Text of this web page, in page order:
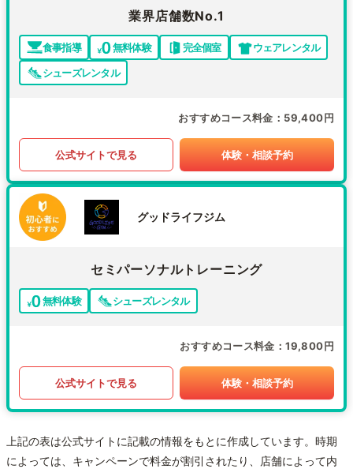
業界店舗数No.1
食事指導 無料体験 完全個室
ウェアレンタル
シューズレンタル
おすすめコース料金 59,400円
公式サイトで見る 体験・相談予約
グッドライフジム
セミパーソナルトレーニング
無料体験 シューズレンタル
おすすめコース料金 19,800円
公式サイトで見る 体験・相談予約
上記の表は公式サイトに記載の情報をもとに作成しています。時期
によっては、キャンペーンで料金が割引されたり、店舗によって内